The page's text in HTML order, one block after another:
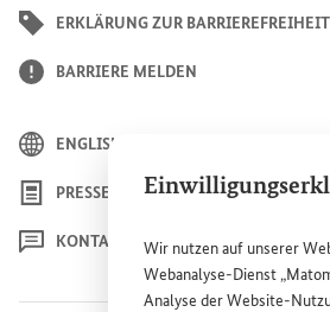
Wir nutzen auf unserer
Webanalyse-Dienst
Analyse derWebsite-
ERKLÄRUNG ZUR BARRIEREFREIHEIT
BARRIERE MELDEN
ENGLISH
PRESSE
KONTAKT